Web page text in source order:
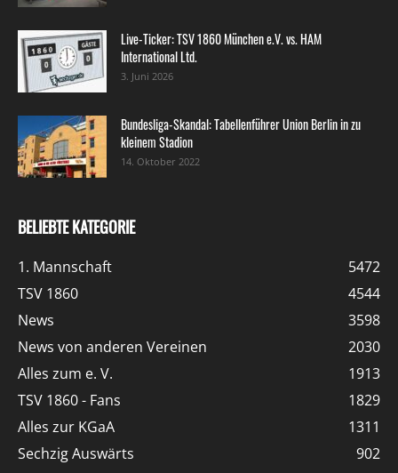
Live-Ticker: TSV 1860 München e.V. vs. HAM
International Ltd.
3. Juni 2026
Bundesliga-Skandal: Tabellenführer Union Berlin in zu
kleinem Stadion
14. Oktober 2022
BELIEBTE KATEGORIE
1. Mannschaft
5472
TSV 1860
4544
News
3598
News von anderen Vereinen
2030
Alles zum e. V.
1913
TSV 1860 - Fans
1829
Alles zur KGaA
1311
Sechzig Auswärts
902